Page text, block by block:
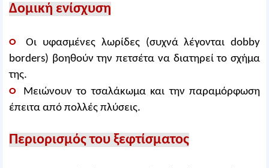
Δομική ενίσχυση
○Οι υφασμένες λωρίδες (συχνά λέγονται dobby
borders) βοηθούν την πετσέτα να διατηρεί το σχήμα
της.
○
Μειώνουν το τσαλάκωμα και την παραμόρφωση
έπειτα από πολλές πλύσεις.
Περιορισμός του ξεφτίσματος